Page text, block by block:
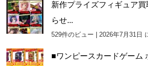
新作プライズフィギュア
らせ...
529件のビュー |2026年7月31日
■ワンピースカードゲーム